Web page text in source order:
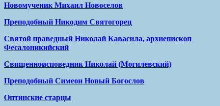
Новомученик Михаил Новоселов
Преподобный Никодим Святогорец
Святой праведный Николай Кавасила, архиепископ
Фесалоникийский
Священноисповедник Николай (Могилевский)
Преподобный Симеон Новый Богослов
Оптинские старцы